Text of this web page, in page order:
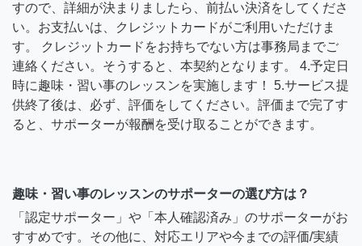
すので、詳細が決まりましたら、前払い決済をしてくださ
い。お支払いは、クレジットカードがご利用いただけま
す。 クレジットカードをお持ちでない方は事務局までご
連絡ください。そうすると、本契約となります。 4.予定日
時に趣味・習い事のレッスンを実施します！ 5.サービス提
供終了後は、必ず、評価をしてください。評価まで完了す
ると、サポーターが報酬を受け取ることができます。
趣味・習い事のレッスンのサポーターの選び方は？
「認定サポーター」や「本人確認済み」のサポーターがお
すすめです。その他に、対応エリアや今までの評価/実績